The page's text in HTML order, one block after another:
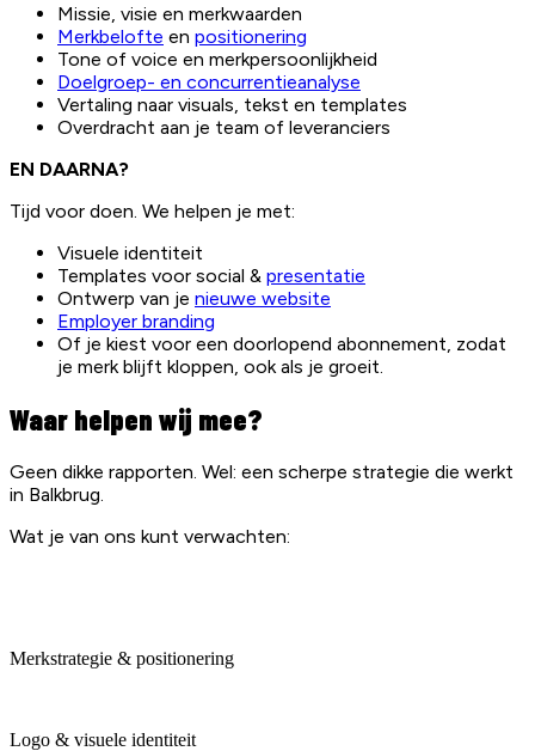
Missie, visie en merkwaarden
Merkbelofte en positionering
Tone of voice en merkpersoonlijkheid
Doelgroep- en concurrentieanalyse
Vertaling naar visuals, tekst en templates
Overdracht aan je team of leveranciers
EN DAARNA?
Tijd voor doen. We helpen je met:
Visuele identiteit
Templates voor social & presentatie
Ontwerp van je nieuwe website
Employer branding
Of je kiest voor een doorlopend abonnement, zodat
je merk blijft kloppen, ook als je groeit.
Waar helpen wij mee?
Geen dikke rapporten. Wel: een scherpe strategie die werkt
in Balkbrug.
Wat je van ons kunt verwachten:
Merkstrategie & positionering
Logo & visuele identiteit